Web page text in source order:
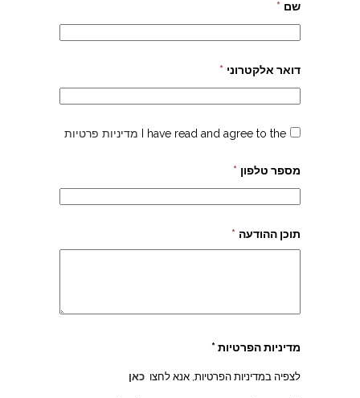
שם *
דואר אלקטרוני *
I have read and agree to the מדיניות פרטיות
מספר טלפון *
תוכן ההודעה *
מדיניות הפרטיות *
לצפיה במדיניות הפרטיות, אנא לחצו כאן